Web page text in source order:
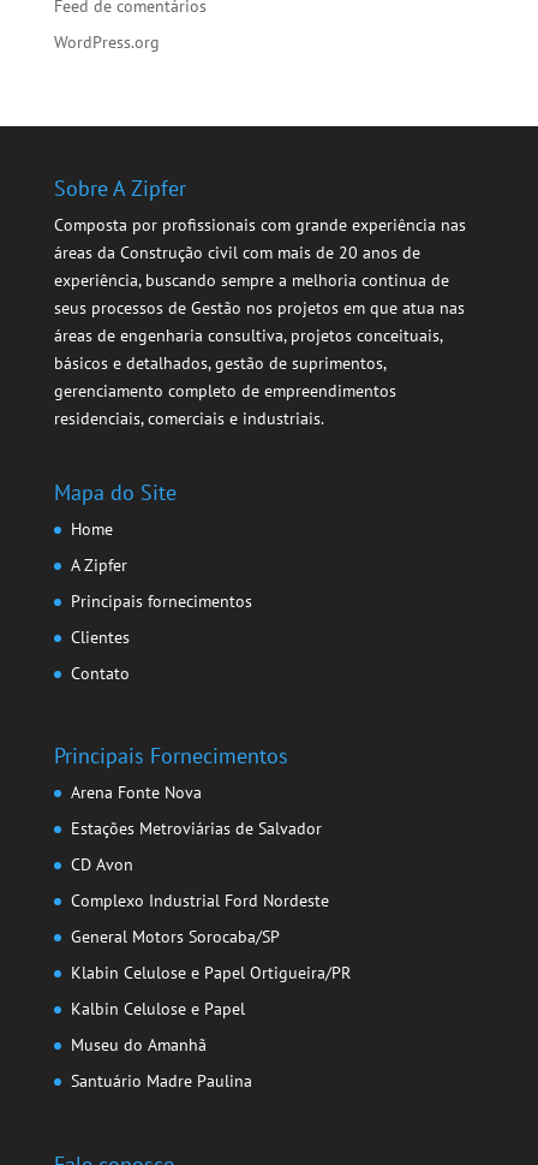
Feed de comentários
WordPress.org
Sobre A Zipfer
Composta por profissionais com grande experiência nas
áreas da Construção civil com mais de 20 anos de
experiência, buscando sempre a melhoria continua de
seus processos de Gestão nos projetos em que atua nas
áreas de engenharia consultiva, projetos conceituais,
básicos e detalhados, gestão de suprimentos,
gerenciamento completo de empreendimentos
residenciais, comerciais e industriais.
Mapa do Site
Home
A Zipfer
Principais fornecimentos
Clientes
Contato
Principais Fornecimentos
Arena Fonte Nova
Estações Metroviárias de Salvador
CD Avon
Complexo Industrial Ford Nordeste
General Motors Sorocaba/SP
Klabin Celulose e Papel Ortigueira/PR
Kalbin Celulose e Papel
Museu do Amanhã
Santuário Madre Paulina